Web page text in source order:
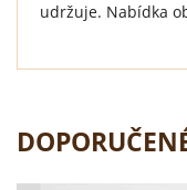
udržuje. Nabídka